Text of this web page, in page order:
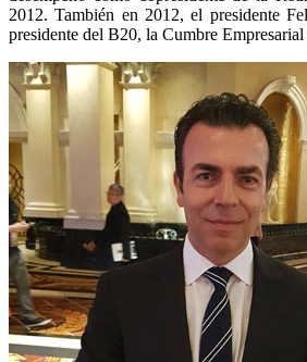
2012. También en 2012, el presidente
presidente del B20, la Cumbre